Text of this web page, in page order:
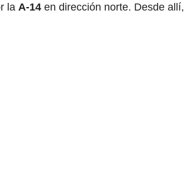
la A-14 en dirección norte. Desde